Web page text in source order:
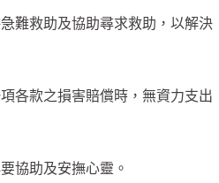
難救助及協助尋求救助，以解決
各款之損害賠償時，無資力支出
協助及安撫心靈。